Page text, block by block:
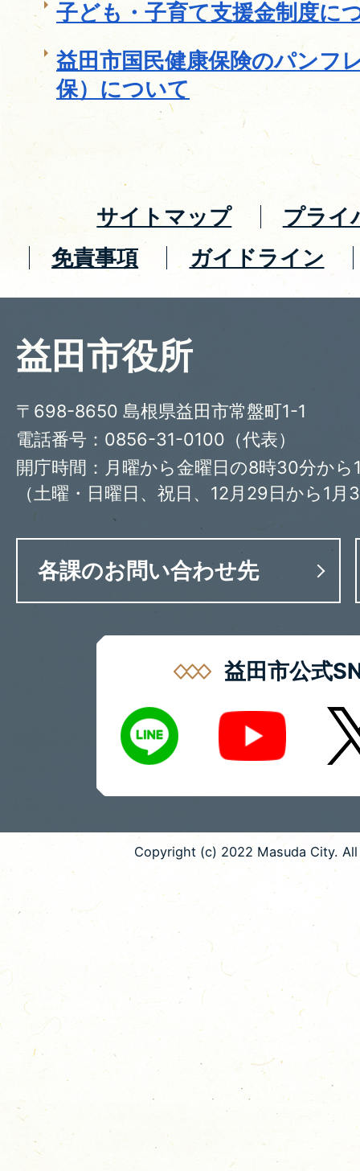
子ども・子育て支援金制度に
益田市国民健康保険のパンフ
保）について
サイトマップ
プライ
免責事項
ガイドライン
益田市役所
〒698-8650 島根県益田市常盤町1-1
電話番号：0856-31-0100（代表）
開庁時間：月曜から金曜日の8時30分から
（土曜・日曜日、祝日、12月29日から1月
各課のお問い合わせ先
益田市公式
LINE
Youtube X
Copyright (c) 2022 Masuda City.